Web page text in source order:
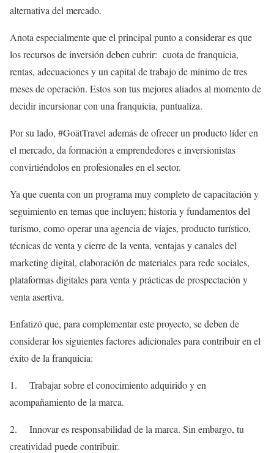
alternativa del mercado.
Anota especialmente que el principal punto a considerar es que
los recursos de inversión deben cubrir: cuota de franquicia,
rentas, adecuaciones y un capital de trabajo de mínimo de tres
meses de operación. Estos son tus mejores aliados al momento de
decidir incursionar con una franquicia, puntualiza.
Por su lado, #GoätTravel además de ofrecer un producto líder en
el mercado, da formación a emprendedores e inversionistas
convirtiéndolos en profesionales en el sector.
Ya que cuenta con un programa muy completo de capacitación y
seguimiento en temas que incluyen; historia y fundamentos del
turismo, como operar una agencia de viajes, producto turístico,
técnicas de venta y cierre de la venta, ventajas y canales del
marketing digital, elaboración de materiales para rede sociales,
plataformas digitales para venta y prácticas de prospectación y
venta asertiva.
Enfatizó que, para complementar este proyecto, se deben de
considerar los siguientes factores adicionales para contribuir en el
éxito de la franquicia:
1. Trabajar sobre el conocimiento adquirido y en
acompañamiento de la marca.
2. Innovar es responsabilidad de la marca. Sin embargo, tu
creatividad puede contribuir.